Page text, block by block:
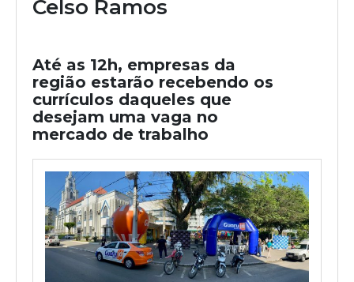
Celso Ramos
Até as 12h, empresas da
região estarão recebendo os
currículos daqueles que
desejam uma vaga no
mercado de trabalho